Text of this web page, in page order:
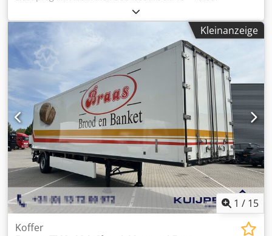
Durchflussmenge bei 7 bar: 12,7 m^3/min Spannung: 400
V Gewicht: 660 kg Gesamtabmessungen: 1050 x 1550 x
1500 mm
Kleinanzeige
1 / 15
Koffer